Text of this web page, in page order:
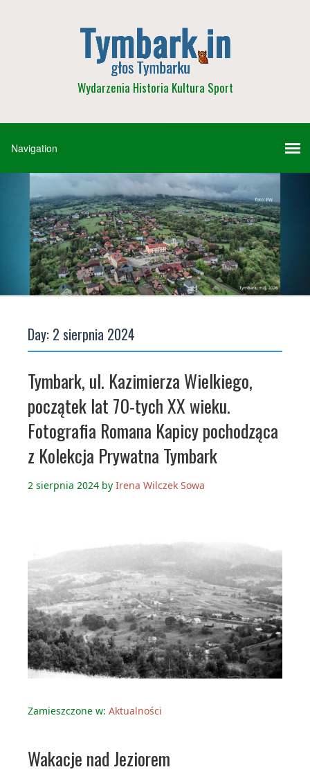
Wydarzenia Historia Kultura Sport
Day: 2 sierpnia 2024
Tymbark, ul. Kazimierza Wielkiego,
początek lat 70-tych XX wieku.
Fotografia Romana Kapicy pochodząca
z Kolekcja Prywatna Tymbark
2 sierpnia 2024 by Irena Wilczek Sowa
Zamieszczone w: Aktualności
Wakacje nad Jeziorem